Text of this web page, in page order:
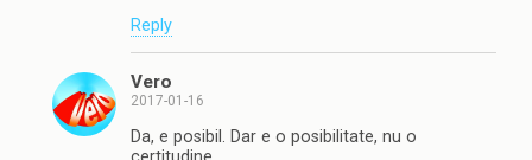
Reply
Vero
2017-01-16
Da, e posibil. Dar e o posibilitate, nu o